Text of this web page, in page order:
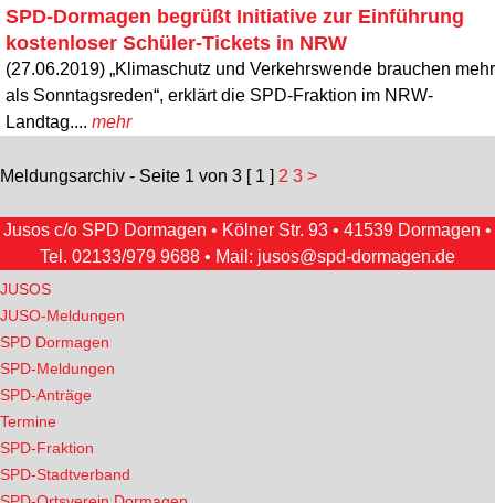
SPD-Dormagen begrüßt Initiative zur Einführung
kostenloser Schüler-Tickets in NRW
(27.06.2019) „Klimaschutz und Verkehrswende brauchen mehr
als Sonntagsreden“, erklärt die SPD-Fraktion im NRW-
Landtag.... mehr
Meldungsarchiv - Seite 1 von 3 [ 1 ] 2 3 >
Jusos c/o SPD Dormagen • Kölner Str. 93 • 41539 Dormagen •
Tel. 02133/979 9688 • Mail: jusos@spd-dormagen.de
JUSOS
JUSO-Meldungen
SPD Dormagen
SPD-Meldungen
SPD-Anträge
Termine
SPD-Fraktion
SPD-Stadtverband